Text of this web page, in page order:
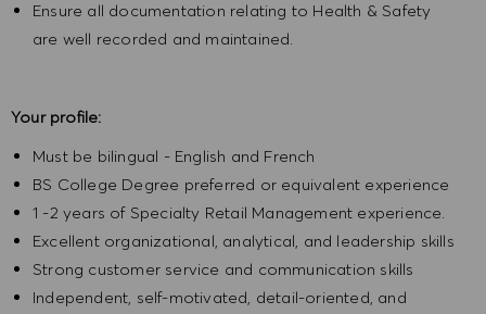
Ensure all documentation relating to Health & Safety
are well recorded and maintained.
Your profile:
Must be bilingual - English and French
BS College Degree preferred or equivalent experience
1 -2 years of Specialty Retail Management experience.
Excellent organizational, analytical, and leadership skills
Strong customer service and communication skills
Independent, self-motivated, detail-oriented, and